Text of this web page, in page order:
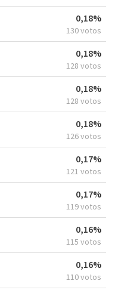
0,18%
130 votos
0,18%
128 votos
0,18%
128 votos
0,18%
126 votos
0,17%
121 votos
0,17%
119 votos
0,16%
115 votos
0,16%
110 votos